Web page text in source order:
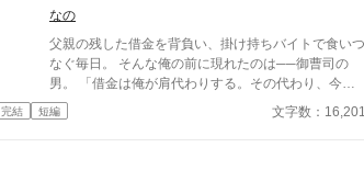
なの
父親の残した借金を背負い、掛け持ちバイトで食いつ
なぐ毎日。 そんな俺の前に現れたのは──御曹司の
男。 「借金は俺が肩代わりする。その代わり、今日
からお前は俺のものだ」 脅すように言ってきたくせ
に、実際はやたらと優しいし、甘すぎる……！ 高級
完結 短編 文字数：16,201